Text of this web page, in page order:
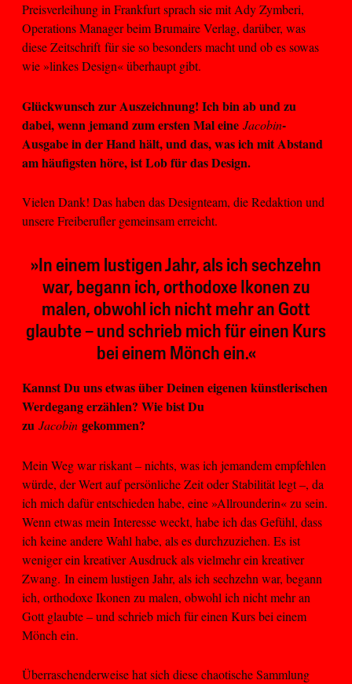
Preisverleihung in Frankfurt sprach sie mit Ady Zymberi,
Operations Manager beim Brumaire Verlag, darüber, was
diese Zeitschrift für sie so besonders macht und ob es sowas
wie »linkes Design« überhaupt gibt.
Glückwunsch zur Auszeichnung! Ich bin ab und zu
dabei, wenn jemand zum ersten Mal eine Jacobin-
Ausgabe in der Hand hält, und das, was ich mit Abstand
am häufigsten höre, ist Lob für das Design.
Vielen Dank! Das haben das Designteam, die Redaktion und
unsere Freiberufler gemeinsam erreicht.
»In einem lustigen Jahr, als ich sechzehn
war, begann ich, orthodoxe Ikonen zu
malen, obwohl ich nicht mehr an Gott
glaubte – und schrieb mich für einen Kurs
bei einem Mönch ein.«
Kannst Du uns etwas über Deinen eigenen künstlerischen
Werdegang erzählen? Wie bist Du
zu Jacobin gekommen?
Mein Weg war riskant – nichts, was ich jemandem empfehlen
würde, der Wert auf persönliche Zeit oder Stabilität legt –, da
ich mich dafür entschieden habe, eine »Allrounderin« zu sein.
Wenn etwas mein Interesse weckt, habe ich das Gefühl, dass
ich keine andere Wahl habe, als es durchzuziehen. Es ist
weniger ein kreativer Ausdruck als vielmehr ein kreativer
Zwang. In einem lustigen Jahr, als ich sechzehn war, begann
ich, orthodoxe Ikonen zu malen, obwohl ich nicht mehr an
Gott glaubte – und schrieb mich für einen Kurs bei einem
Mönch ein.
Überraschenderweise hat sich diese chaotische Sammlung